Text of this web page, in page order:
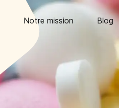
Notre mission Blog